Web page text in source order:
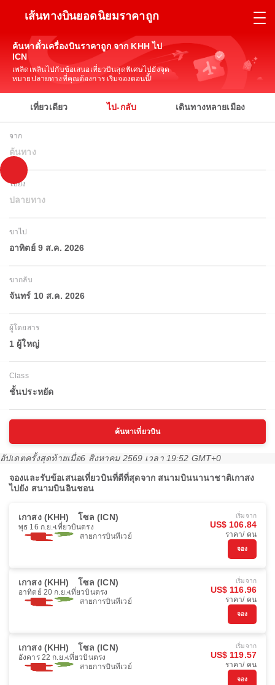
เส้นทางบินยอดนิยมราคาถูก
ค้นหาตั๋วเครื่องบินราคาถูก จาก KHH ไป
ICN
เพลิดเพลินไปกับข้อเสนอเที่ยวบินสุดพิเศษไปยังจุด
หมายปลายทางที่คุณต้องการ เริ่มจองตอนนี้!
เที่ยวเดียว ไป-กลับ เดินทางหลายเมือง
จาก
ต้นทาง
ไปยัง
ปลายทาง
ขาไป
อาทิตย์ 9 ส.ค. 2026
ขากลับ
จันทร์ 10 ส.ค. 2026
ผู้โดยสาร
1 ผู้ใหญ่
Class
ชั้นประหยัด
ค้นหาเที่ยวบิน
อัปเดตครั้งสุดท้ายเมื่อ6 สิงหาคม 2569 เวลา 19:52 GMT+0
จองและรับข้อเสนอเที่ยวบินที่ดีที่สุดจาก สนามบินนานาชาติเกาสง
ไปยัง สนามบินอินชอน
เกาสง (KHH) โซล (ICN)
พุธ 16 ก.ย. เที่ยวบินตรง
สายการบินทีเวย์
เริ่มจาก
US$ 106.84
ราคา/ คน
จอง
เกาสง (KHH) โซล (ICN)
อาทิตย์ 20 ก.ย. เที่ยวบินตรง
สายการบินทีเวย์
เริ่มจาก
US$ 116.96
ราคา/ คน
จอง
เกาสง (KHH) โซล (ICN)
อังคาร 22 ก.ย. เที่ยวบินตรง
สายการบินทีเวย์
เริ่มจาก
US$ 119.57
ราคา/ คน
จอง